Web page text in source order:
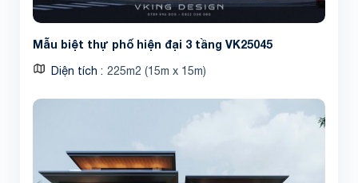
Mẫu biệt thự phố hiện đại 3 tầng VK25045
Diện tích 225m2 (15m x 15m)